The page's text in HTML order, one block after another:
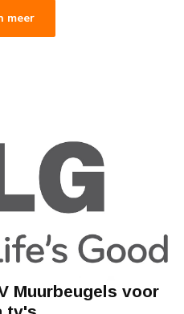
meer
Muurbeugels voor